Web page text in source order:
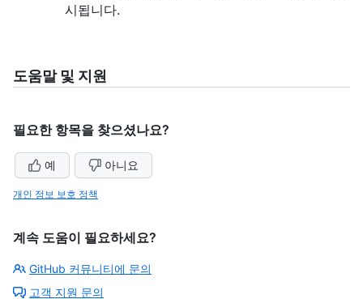
시됩니다.
도움말 및 지원
필요한 항목을 찾으셨나요?
예 아니요
개인 정보 보호 정책
계속 도움이 필요하세요?
GitHub 커뮤니티에 문의
고객 지원 문의